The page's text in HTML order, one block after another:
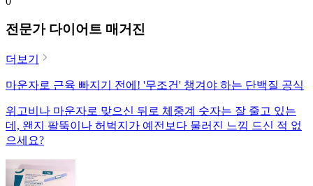
전문가 다이어트 매거진
더보기
마운자로 근육 빠지기 전에! '무조건' 챙겨야 하는 단백질 공식
위고비나 마운자로 맞으신 뒤로 체중계 숫자는 잘 줄고 있는
데, 왠지 팔뚝이나 허벅지가 예전보다 물러진 느낌 드신 적 없
으세요?